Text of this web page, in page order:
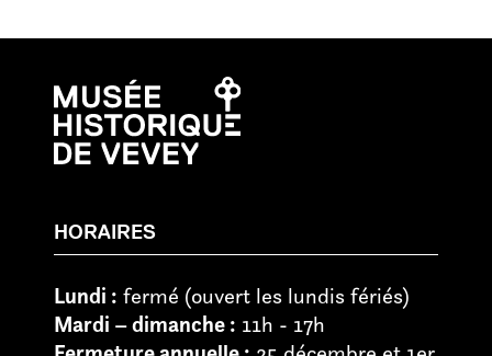
HORAIRES
Lundi : fermé (ouvert les lundis fériés)
Mardi – dimanche : 11h - 17h